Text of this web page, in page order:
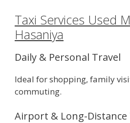
Taxi Services Used
Hasaniya
Daily & Personal Travel
Ideal for shopping, family
commuting.
Airport & Long-Distance